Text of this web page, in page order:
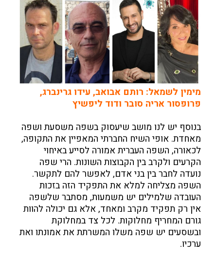
מימין לשמאל: רותם אבואב, עידו גרינברג,
פרופסור אריה סובר ודוד ליפשיץ
בנוסף יש לנו מושב שיעסוק בשפה משסעת ושפה
מאחדת. אופי השיח החברתי המאפיין את התקופה,
לכאורה, השפה העברית אמורה לסייע באיחוי
הקרעים ולקרב בין הקבוצות השונות. הרי שפה
נועדה לחבר בין בני אדם, לאפשר להם לתקשר.
השפה מצליחה למלא את התפקיד הזה בזכות
העובדה שלמילים יש משמעות, מסתבר שלשפה
אין רק תפקיד מקרב ומאחד, אלא גם יכולה להוות
גורם המחריף מחלוקות. לכל צד במחלוקת
ובשסעים יש שפה משלו המשרתת את אמונתו ואת
ערכיו.